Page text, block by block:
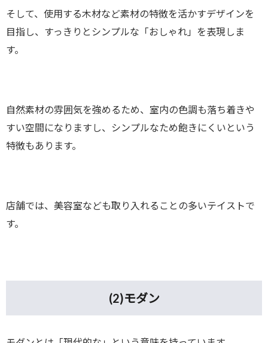
そして、使用する木材など素材の特徴を活かすデザインを
目指し、すっきりとシンプルな「おしゃれ」を表現しま
す。
自然素材の雰囲気を強めるため、室内の色調も落ち着きや
すい空間になりますし、シンプルなため飽きにくいという
特徴もあります。
店舗では、美容室なども取り入れることの多いテイストで
す。
(2)モダン